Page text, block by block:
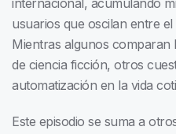
internacional, acumulando
usuarios que oscilan entre
Mientras algunos
de ciencia ficción, otros
automatización en la vida
Este episodio se suma a